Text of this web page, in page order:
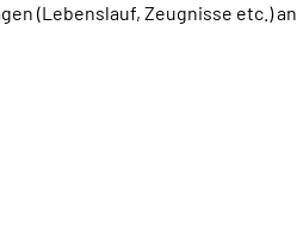
(Lebenslauf, Zeugnisse etc.) an